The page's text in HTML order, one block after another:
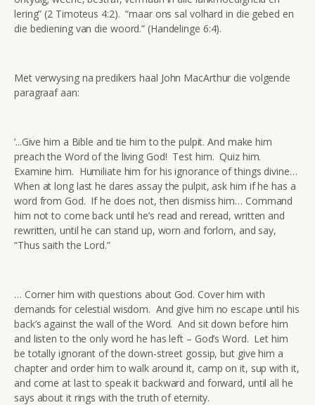
lering” (2 Timoteus 4:2). “maar ons sal volhard in die gebed en
die bediening van die woord.” (Handelinge 6:4).
Met verwysing na predikers haal John MacArthur die volgende
paragraaf aan:
‘...Give him a Bible and tie him to the pulpit. And make him
preach the Word of the living God! Test him. Quiz him.
Examine him. Humiliate him for his ignorance of things divine…
When at long last he dares assay the pulpit, ask him if he has a
word from God. If he does not, then dismiss him… Command
him not to come back until he’s read and reread, written and
rewritten, until he can stand up, worn and forlorn, and say,
“Thus saith the Lord.”
… Corner him with questions about God. Cover him with
demands for celestial wisdom. And give him no escape until his
back’s against the wall of the Word. And sit down before him
and listen to the only word he has left – God’s Word. Let him
be totally ignorant of the down-street gossip, but give him a
chapter and order him to walk around it, camp on it, sup with it,
and come at last to speak it backward and forward, until all he
says about it rings with the truth of eternity.